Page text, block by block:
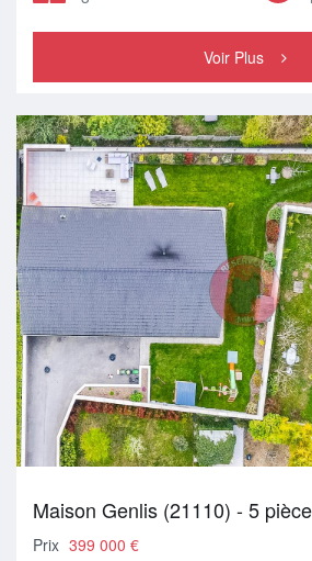
Voir Plus
Maison Genlis (21110) - 5
Prix 399 000 €